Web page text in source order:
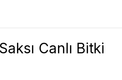
Canlı Bitki